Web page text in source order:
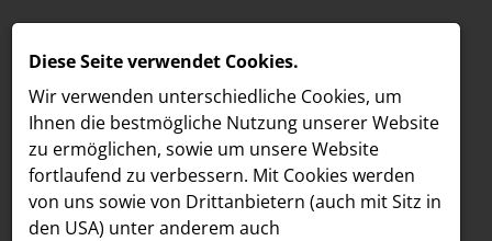
Diese Seite verwendet Cookies.
Wir verwenden unterschiedliche Cookies, um
Ihnen die best­mögliche Nutzung unserer Website
zu ermöglichen, sowie um unsere Website
fortlaufend zu verbessern. Mit Cookies werden
von uns sowie von Drittanbietern (auch mit Sitz in
den USA) unter anderem auch